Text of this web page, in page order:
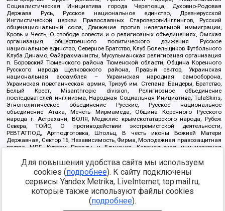
Социалистическая Инициатива города Череповца, Духовно-Родовая
Держава Русь, Русское национальное единство, Древнерусской
Инглистической церкви Православных Староверов-Инглингов, Русский
общенациональный союз, Движение против нелегальной иммиграции,
Кровь и Честь, О свободе совести и о религиозных объединениях, Омская
организация общественного политического движения Русское
национальное единство, Северное Братство, Клуб Болельщиков Футбольного
Клуба Динамо, Файзрахманисты, Мусульманская религиозная организация
п. Боровский Тюменского района Тюменской области, Община Коренного
Русского народа Щелковского района, Правый сектор, Украинская
национальная ассамблея – Украинская народная самооборона,
Украинская повстанческая армия, Тризуб им. Степана Бандеры, Братство,
Белый Крест, Misanthropic division, Религиозное объединение
последователей инглиизма, Народная Социальная Инициатива, TulaSkins,
Этнополитическое объединение Русские, Русское национальное
объединение Атака, Мечеть Мирмамеда, Община Коренного Русского
народа г. Астрахани, ВОЛЯ, Меджлис крымскотатарского народа, Рубеж
Севера, ТОЙС, О противодействии экстремистской деятельности,
РЕВТАТПОД, Артподготовка, Штольц, В честь иконы Божией Матери
Державная, Сектор 16, Независимость, Фирма, Молодежная правозащитная
группа МПГ, Курсом Правды и Единения, Каракольская инициативная
Благотворительный пансионат Ак Умут, Русская республика Русь,
Арестантское уголовное единство, Башкорт, Нация и свобода, W.H.С., Фалунь
Дафа, Иртыш Ultras, Русский Патриотический клуб-Новокузнецк/РПК,
Сибирский державный союз, Фонд борьбы с коррупцией, Фонд защиты прав
граждан, Штабы Навального, Совет граждан СССР Прикубанского округа г.
Краснодара
https://minjust.gov.ru/ru/documents/7822/
Для повышения удобства сайта мы используем
cookies (подробнее). К сайту подключены
сервисы Yandex.Metrika, LiveInternet, top.mail.ru,
которые также используют файлы cookies
(подробнее).